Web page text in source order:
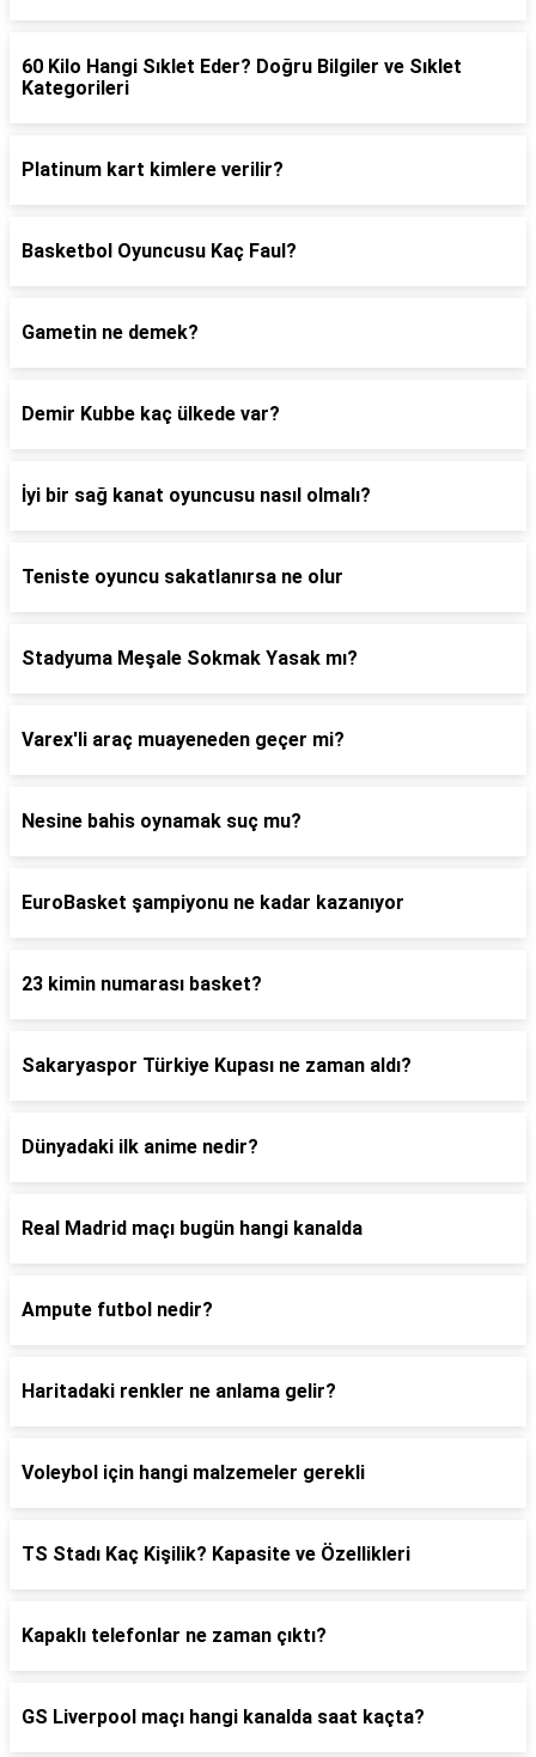
60 Kilo Hangi Sıklet Eder? Doğru Bilgiler ve Sıklet
Kategorileri
Platinum kart kimlere verilir?
Basketbol Oyuncusu Kaç Faul?
Gametin ne demek?
Demir Kubbe kaç ülkede var?
İyi bir sağ kanat oyuncusu nasıl olmalı?
Teniste oyuncu sakatlanırsa ne olur
Stadyuma Meşale Sokmak Yasak mı?
Varex'li araç muayeneden geçer mi?
Nesine bahis oynamak suç mu?
EuroBasket şampiyonu ne kadar kazanıyor
23 kimin numarası basket?
Sakaryaspor Türkiye Kupası ne zaman aldı?
Dünyadaki ilk anime nedir?
Real Madrid maçı bugün hangi kanalda
Ampute futbol nedir?
Haritadaki renkler ne anlama gelir?
Voleybol için hangi malzemeler gerekli
TS Stadı Kaç Kişilik? Kapasite ve Özellikleri
Kapaklı telefonlar ne zaman çıktı?
GS Liverpool maçı hangi kanalda saat kaçta?